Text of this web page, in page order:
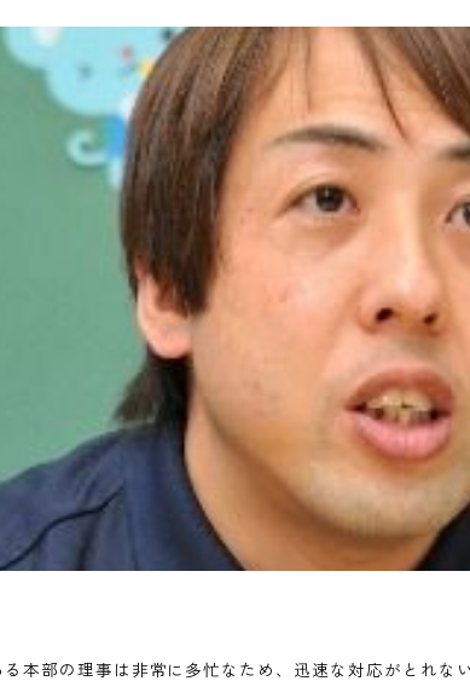
育園を運営していた社会福祉法人ユーカリ福祉会も
されています。
、各保育園の決裁業務に問題を抱えていました。
購入などの際には、保育園で起案書を作成し、
るので郵送コストも少なくありませんし、保育園
管するスペースの確保も必要です」と齋藤氏は語り